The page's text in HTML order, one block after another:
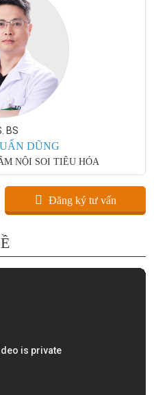
BS
DŨNG
NỘI SOI TIÊU HÓA
Đăng ký tư vấn